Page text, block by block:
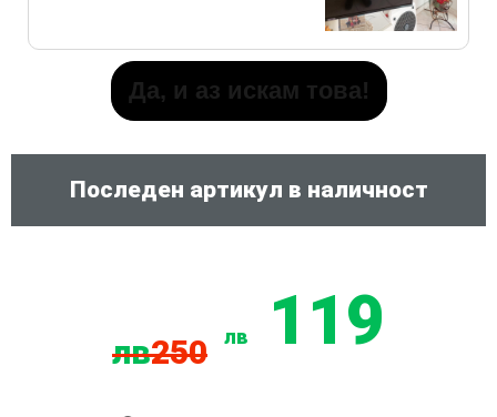
Да, и аз искам това!
Последен артикул в наличност
лв250 лв 119